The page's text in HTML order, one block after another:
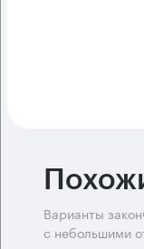
Варианты
с небольшими